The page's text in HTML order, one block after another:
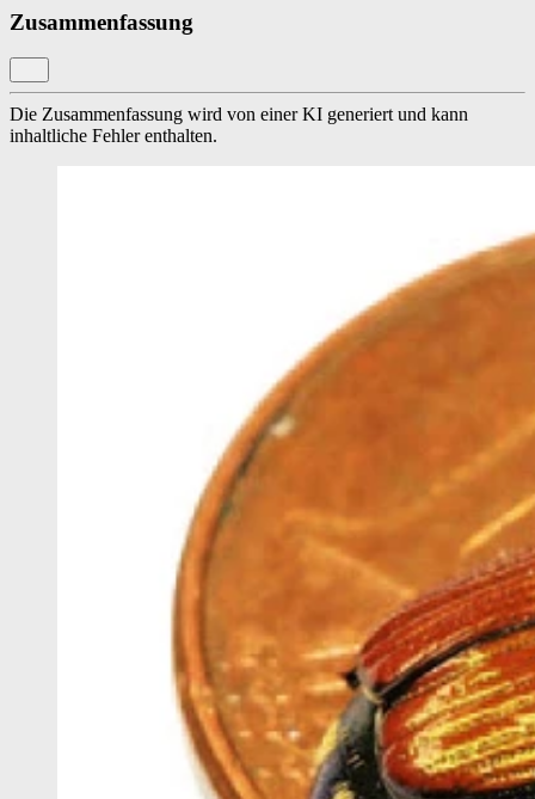
Zusammenfassung
Die Zusammenfassung wird von einer KI generiert und kann
inhaltliche Fehler enthalten.